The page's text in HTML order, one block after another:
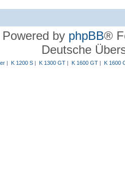
Powered by phpBB®
Deutsche
| K 1200 S| K 1300 GT| K 1600 GT| K 1600